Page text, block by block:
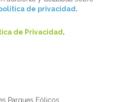
de privacidad.
de Privacidad.
Parques Eólicos